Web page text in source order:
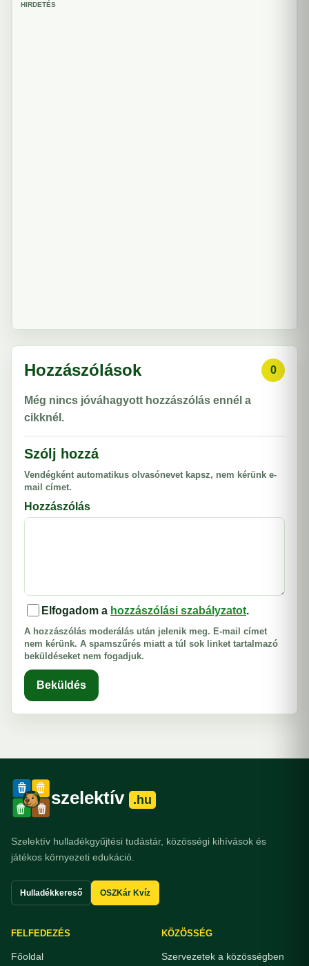
HIRDETÉS
Hozzászólások 0
Még nincs jóváhagyott hozzászólás ennél a
cikknél.
Szólj hozzá
Vendégként automatikus olvasónevet kapsz, nem kérünk e-
mail címet.
Hozzászólás
Elfogadom a hozzászólási szabályzatot.
A hozzászólás moderálás után jelenik meg. E-mail címet
nem kérünk. A spamszűrés miatt a túl sok linket tartalmazó
beküldéseket nem fogadjuk.
Beküldés
szelektív .hu
Szelektív hulladékgyűjtési tudástár, közösségi kihívások és
játékos környezeti edukáció.
Hulladékkereső OSZKár Kvíz
FELFEDEZÉS
Főoldal
KÖZÖSSÉG
Szervezetek a közösségben